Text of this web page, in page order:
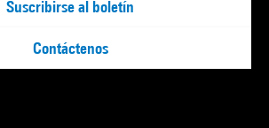
Suscribirse al boletín
Contáctenos